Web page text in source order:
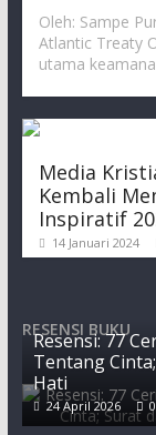
Oleh: Sampe
Atlantic Treaty
utama
Media
Kembali
Inspiratif
14 Januari 2024
RESENSI BUKU
Resensi: 77
Tentang
Hati
24 April 2026 0